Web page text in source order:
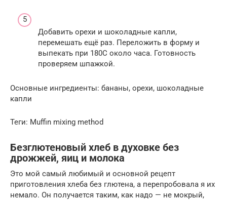
Добавить орехи и шоколадные капли,
перемешать ещё раз. Переложить в форму и
выпекать при 180С около часа. Готовность
проверяем шпажкой.
Основные ингредиенты: бананы, орехи, шоколадные
капли
Теги: Muffin mixing method
Безглютеновый хлеб в духовке без
дрожжей, яиц и молока
Это мой самый любимый и основной рецепт
приготовления хлеба без глютена, а перепробовала я их
немало. Он получается таким, как надо — не мокрый,